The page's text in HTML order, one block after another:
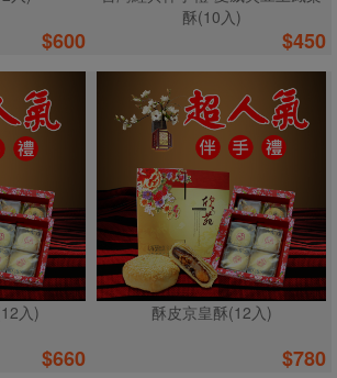
$600
酥(10入)
$450
入)
$660
酥皮京皇酥(12入)
$780